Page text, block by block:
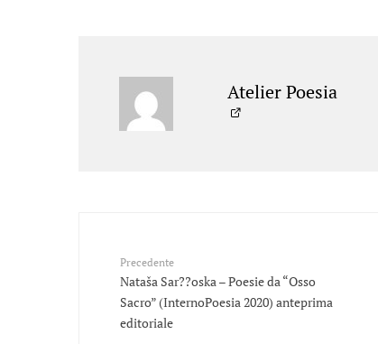
Atelier Poesia
Precedente
Nataša Sar??oska – Poesie da “Osso
Sacro” (InternoPoesia 2020) anteprima
editoriale